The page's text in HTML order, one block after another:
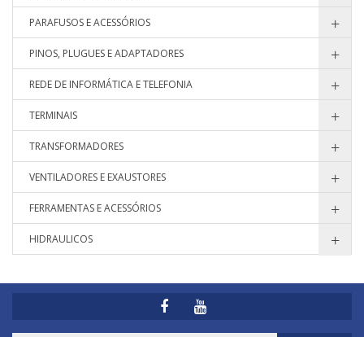
PARAFUSOS E ACESSÓRIOS
PINOS, PLUGUES E ADAPTADORES
REDE DE INFORMÁTICA E TELEFONIA
TERMINAIS
TRANSFORMADORES
VENTILADORES E EXAUSTORES
FERRAMENTAS E ACESSÓRIOS
HIDRAULICOS